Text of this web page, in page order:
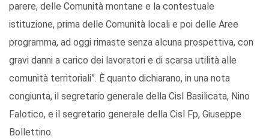
parere, delle Comunità montane e la contestuale
istituzione, prima delle Comunità locali e poi delle Aree
programma, ad oggi rimaste senza alcuna prospettiva, con
gravi danni a carico dei lavoratori e di scarsa utilità alle
comunità territoriali”. È quanto dichiarano, in una nota
congiunta, il segretario generale della Cisl Basilicata, Nino
Falotico, e il segretario generale della Cisl Fp, Giuseppe
Bollettino.